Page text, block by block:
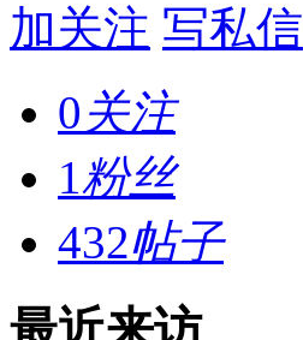
加关注 写私信
0关注
1粉丝
432帖子